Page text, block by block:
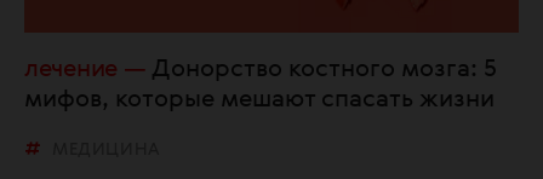
лечение
Донорство костного мозга: 5
мифов, которые мешают спасать жизни